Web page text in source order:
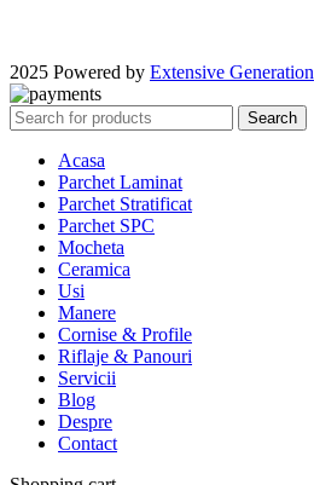
2025 Powered by Extensive Generation
Search
Acasa
Parchet Laminat
Parchet Stratificat
Parchet SPC
Mocheta
Ceramica
Usi
Manere
Cornise & Profile
Riflaje & Panouri
Servicii
Blog
Despre
Contact